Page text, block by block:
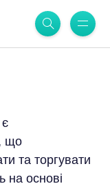
що
та торгувати
основі